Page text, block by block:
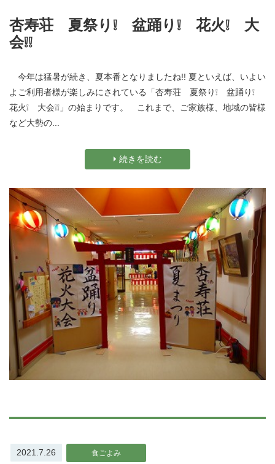
杏寿荘 夏祭り❕ 盆踊り❕ 花火❕ 大
会❕❕
今年は猛暑が続き、夏本番となりましたね!! 夏といえば、いよい
よご利用者様が楽しみにされている「杏寿荘 夏祭り❕ 盆踊り❕
花火❕ 大会❕❕」の始まりです。 これまで、ご家族様、地域の皆様
など大勢の...
続きを読む
2021.7.26 食ごよみ